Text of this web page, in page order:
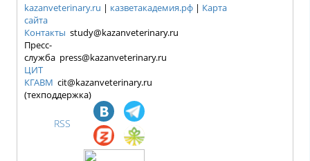
kazanveterinary.ru | казветакадемия.рф | Карта
сайта
Контакты study@kazanveterinary.ru
Пресс-
служба press@kazanveterinary.ru
ЦИТ
КГАВМ cit@kazanveterinary.ru
(техподдержка)
RSS